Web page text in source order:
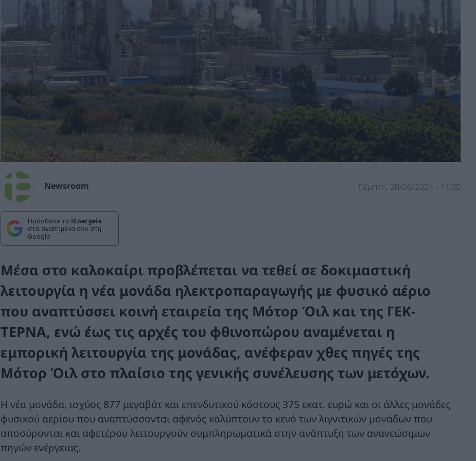
Newsroom Πέμπτη, 20/06/2024 - 11:30
Πρόσθεσε το iEnergeia
στα αγαπημένα σου στη
Google
Μέσα στο καλοκαίρι προβλέπεται να τεθεί σε δοκιμαστική
λειτουργία η νέα μονάδα ηλεκτροπαραγωγής με φυσικό αέριο
που αναπτύσσει κοινή εταιρεία της Μότορ Όιλ και της ΓΕΚ-
ΤΕΡΝΑ, ενώ έως τις αρχές του φθινοπώρου αναμένεται η
εμπορική λειτουργία της μονάδας, ανέφεραν χθες πηγές της
Μότορ Όιλ στο πλαίσιο της γενικής συνέλευσης των μετόχων.
Η νέα μονάδα, ισχύος 877 μεγαβάτ και επενδυτικού κόστους 375 εκατ. ευρώ και οι άλλες μονάδες
φυσικού αερίου που αναπτύσσονται αφενός καλύπτουν το κενό των λιγνιτικών μονάδων που
αποσύρονται και αφετέρου λειτουργούν συμπληρωματικά στην ανάπτυξη των ανανεώσιμων
πηγών ενέργειας.